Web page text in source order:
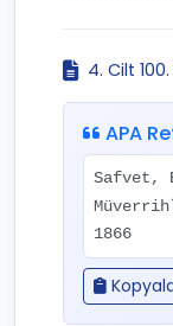
4. Cilt 100.
APA
Safvet,
1866